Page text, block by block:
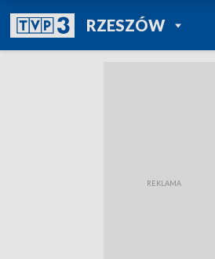
RZESZÓWPOWRÓT DO
TVP REGIONY